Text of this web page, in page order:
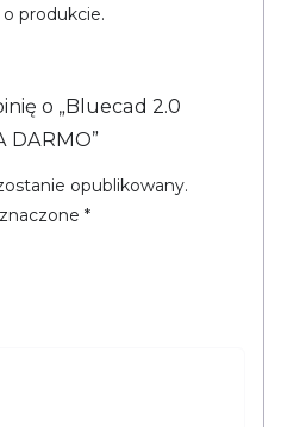
produkcie.
o „Bluecad 2.0
DARMO”
opublikowany.
*